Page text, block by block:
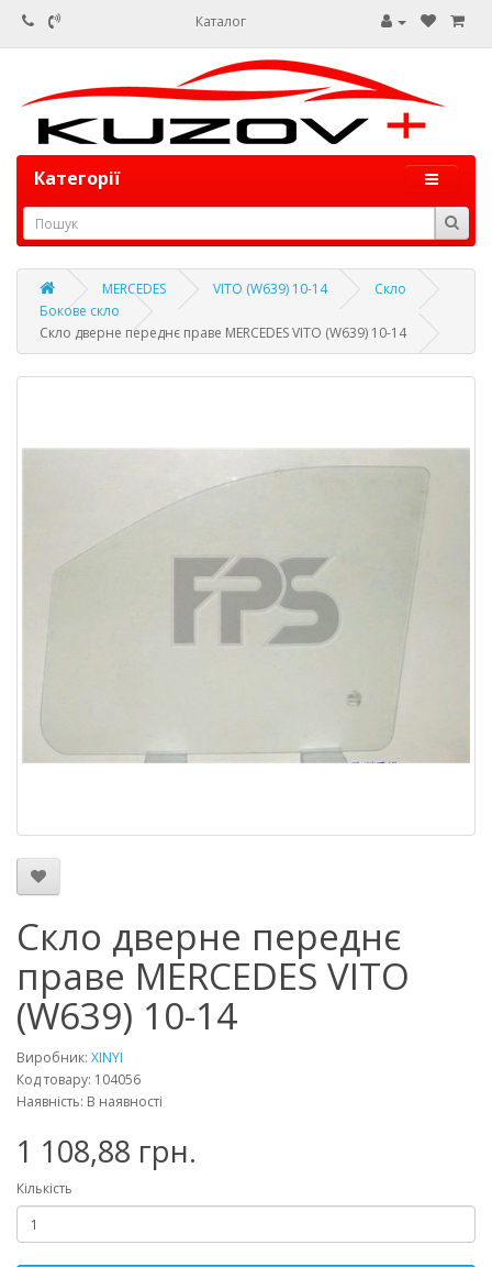
Каталог
Категорії
MERCEDES VITO (W639) 10-14
Скло
Бокове скло
Скло дверне переднє праве MERCEDES VITO (W639) 10-14
Скло дверне переднє
праве MERCEDES VITO
(W639) 10-14
Виробник: XINYI
Код товару: 104056
Наявність: В наявності
1 108,88 грн.
Кількість